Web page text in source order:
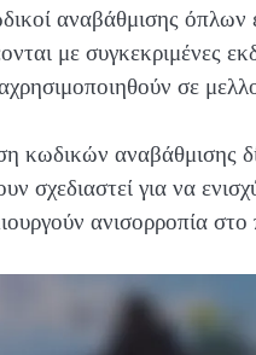
αναβάθμισης όπλων
με συγκεκριμένες
σε
κωδικών αναβάθμισης
σχεδιαστεί για να
ανισορροπία στο